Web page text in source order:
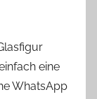
eine
WhatsApp